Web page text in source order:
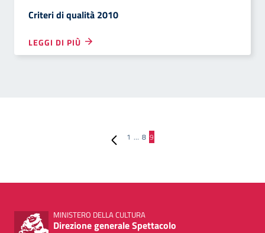
Criteri di qualità 2010
LEGGI DI PIÙ
Pagina precedente
1 … 8 9
MINISTERO DELLA CULTURA
Direzione generale Spettacolo